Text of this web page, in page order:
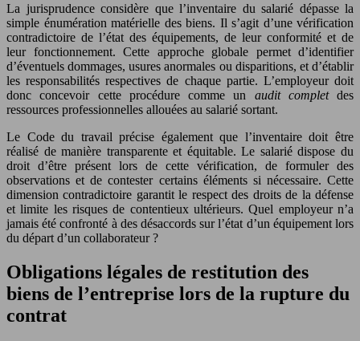
La jurisprudence considère que l’inventaire du salarié dépasse la
simple énumération matérielle des biens. Il s’agit d’une vérification
contradictoire de l’état des équipements, de leur conformité et de
leur fonctionnement. Cette approche globale permet d’identifier
d’éventuels dommages, usures anormales ou disparitions, et d’établir
les responsabilités respectives de chaque partie. L’employeur doit
donc concevoir cette procédure comme un audit complet des
ressources professionnelles allouées au salarié sortant.
Le Code du travail précise également que l’inventaire doit être
réalisé de manière transparente et équitable. Le salarié dispose du
droit d’être présent lors de cette vérification, de formuler des
observations et de contester certains éléments si nécessaire. Cette
dimension contradictoire garantit le respect des droits de la défense
et limite les risques de contentieux ultérieurs. Quel employeur n’a
jamais été confronté à des désaccords sur l’état d’un équipement lors
du départ d’un collaborateur ?
Obligations légales de restitution des
biens de l’entreprise lors de la rupture du
contrat